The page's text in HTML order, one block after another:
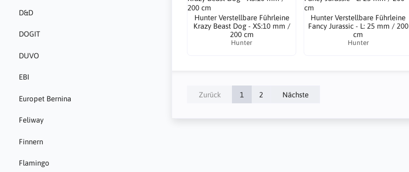
D&D
DOGIT
DUVO
EBI
Europet Bernina
Feliway
Finnern
Flamingo
Hunter Verstellbare Führleine
Krazy Beast Dog - XS:10 mm /
200 cm
Hunter
Hunter Verstellbare Führleine
Fancy Jurassic - L: 25 mm / 200
cm
Hunter
Zurück 1 2 Nächste